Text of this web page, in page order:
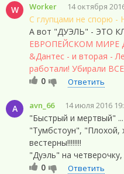
W Worker 14 октября
С глупцами не спорю
А вот "ДУЭЛЬ" - ЭТО
ЕВРОПЕЙСКОМ МИРЕ
&Дантес - и вторая -
работали! Убирали
0
Ответить
A avn_66 14 июля 2016
"Быстрый и мертвый" ...
"Тумбстоун", "Плохой,
вестерны!!!!!!!!
"Дуэль" на
0
Ответить